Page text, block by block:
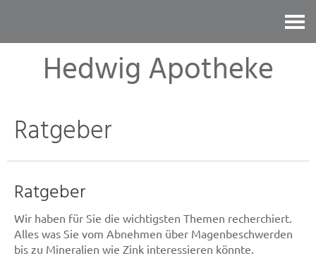
Hedwig Apotheke
Ratgeber
Ratgeber
Wir haben für Sie die wichtigsten Themen recherchiert.
Alles was Sie vom Abnehmen über Magenbeschwerden
bis zu Mineralien wie Zink interessieren könnte.